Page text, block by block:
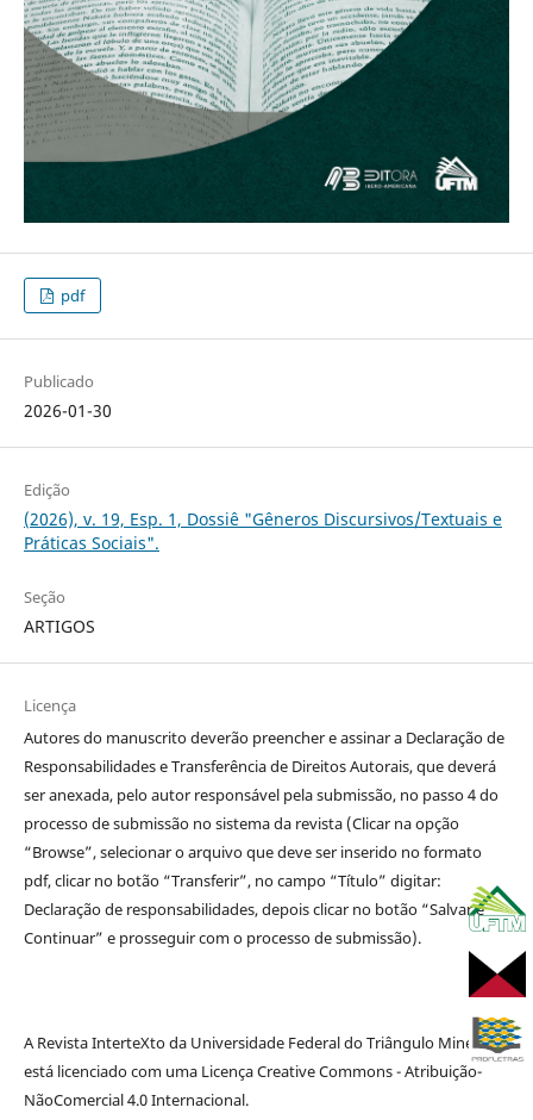
pdf
Publicado
2026-01-30
Edição
(2026), v. 19, Esp. 1, Dossiê "Gêneros Discursivos/Textuais e
Práticas Sociais".
Seção
ARTIGOS
Licença
Autores do manuscrito deverão preencher e assinar a Declaração de
Responsabilidades e Transferência de Direitos Autorais, que deverá
ser anexada, pelo autor responsável pela submissão, no passo 4 do
processo de submissão no sistema da revista (Clicar na opção
“Browse”, selecionar o arquivo que deve ser inserido no formato
pdf, clicar no botão “Transferir”, no campo “Título” digitar:
Declaração de responsabilidades, depois clicar no botão “Salvar e
Continuar” e prosseguir com o processo de submissão).
A Revista InterteXto da Universidade Federal do Triângulo Mineiro
está licenciado com uma Licença Creative Commons - Atribuição-
NãoComercial 4.0 Internacional.